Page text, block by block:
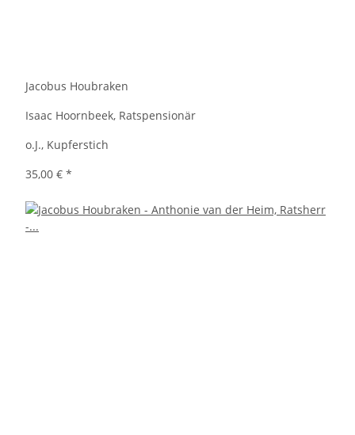
Jacobus Houbraken
Isaac Hoornbeek, Ratspensionär
o.J., Kupferstich
35,00 € *